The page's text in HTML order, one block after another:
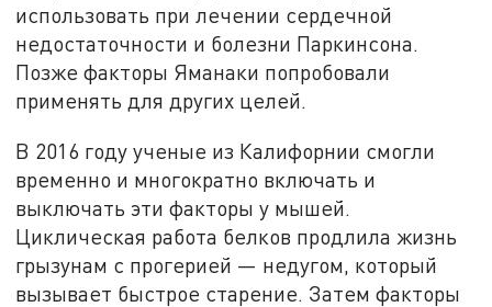
использовать при лечении сердечной
недостаточности и болезни Паркинсона.
Позже факторы Яманаки попробовали
применять для других целей.
В 2016 году ученые из Калифорнии смогли
временно и многократно включать и
выключать эти факторы у мышей.
Циклическая работа белков продлила жизнь
грызунам с прогерией — недугом, который
вызывает быстрое старение. Затем факторы